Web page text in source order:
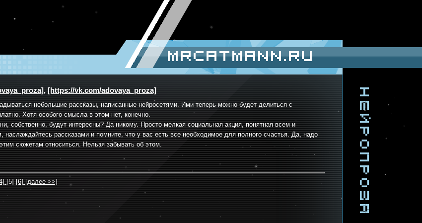
mrcatmann.ru
Нейропроза
, [https://vk.com/adovaya_proza]
небольшие рассказы, написанные нейросетями. Ими теперь можно будет делиться с
Хотя особого смысла в этом нет, конечно.
собственно, будут интересны? Да никому. Просто мелкая социальная акция, понятная всем и
рассказами и помните, что у вас есть все необходимое для полного счастья. Да, надо
сюжетам относиться. Нельзя забывать об этом.
[5] [6] [далее >>]